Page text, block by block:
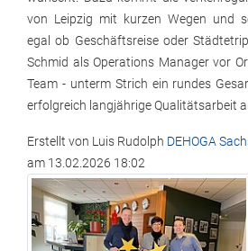
von Leipzig mit kurzen Wegen und
egal ob Geschäftsreise oder
Schmid als Operations Manager vor
Team - unterm Strich ein rundes
erfolgreich langjährige Qualitätsarbeit
Erstellt von Luis Rudolph DEHOGA
am 13.02.2026 18:02